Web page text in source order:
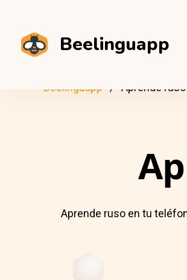
Beelinguapp
Beelinguapp Aprende ruso
Aprende ruso en tu